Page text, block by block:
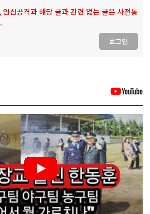
신공격과 해당 글과 관련 없는 글은 사전통
로그인